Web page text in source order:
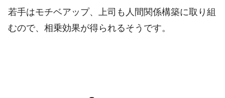
若手はモチベアップ、上司も人間関係構築に取り組
むので、相乗効果が得られるそうです。